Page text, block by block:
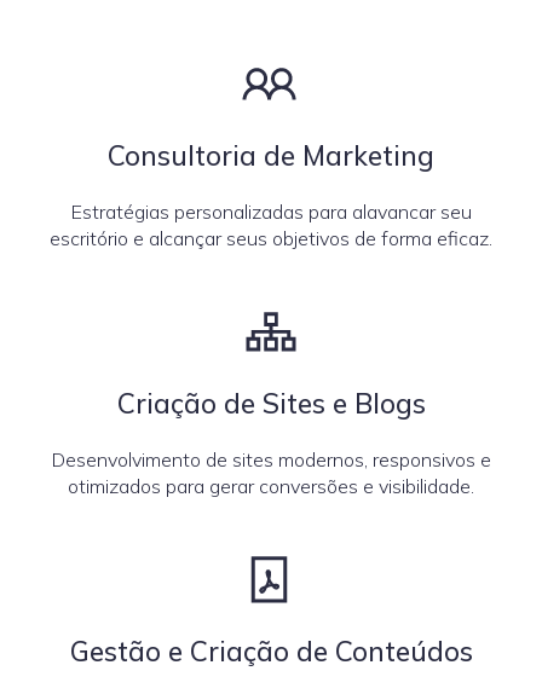
Consultoria de Marketing
Estratégias personalizadas para alavancar seu
escritório e alcançar seus objetivos de forma eficaz.
Criação de Sites e Blogs
Desenvolvimento de sites modernos, responsivos e
otimizados para gerar conversões e visibilidade.
Gestão e Criação de Conteúdos